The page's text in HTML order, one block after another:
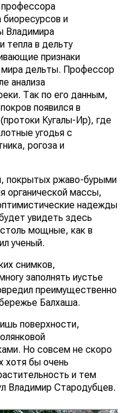
биоресурсов и
Владимира
тепла в дельту
признаки
мира дельты. Профессор
анализа
Так по его данным,
появился в
Кугалы-Ир), где
угодья с
рогоза и
покрытых ржаво-бурыми
органической массы,
надежды
увидеть здесь
мощные, как в
ученый.
снимков,
заполнять иустье
преимущественно
Балхаша.
поверхности,
Но совсем не скоро
хотя бы очень
и тем
Владимир Стародубцев.